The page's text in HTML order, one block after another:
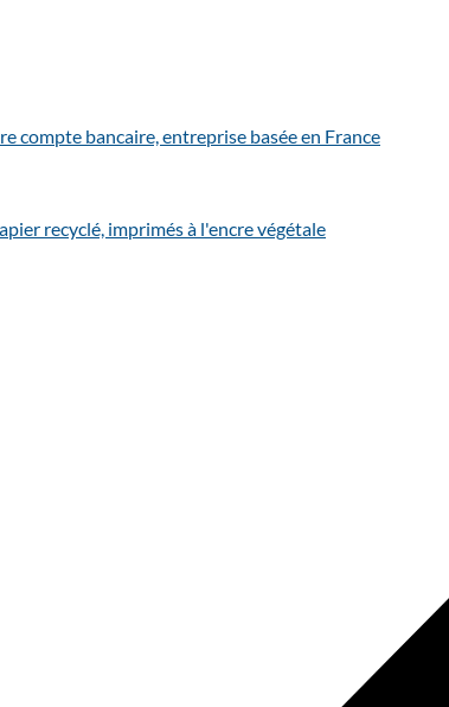
compte bancaire, entreprise basée en France
recyclé, imprimés à l'encre végétale